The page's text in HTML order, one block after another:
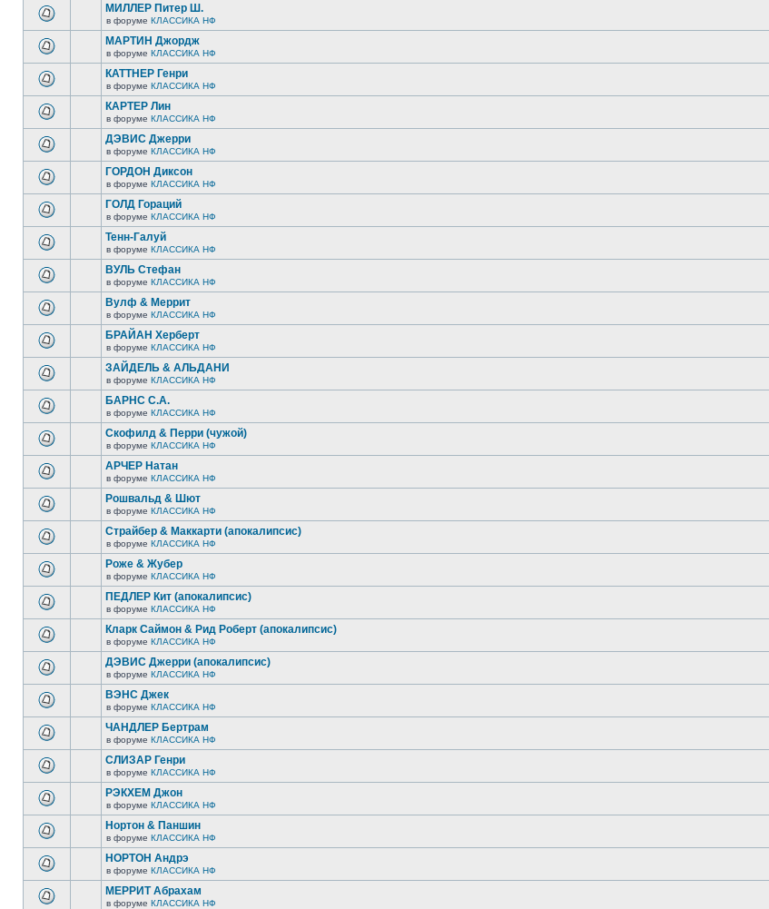
МИЛЛЕР Питер Ш.
в форуме КЛАССИКА НФ
МАРТИН Джордж
в форуме КЛАССИКА НФ
КАТТНЕР Генри
в форуме КЛАССИКА НФ
КАРТЕР Лин
в форуме КЛАССИКА НФ
ДЭВИС Джерри
в форуме КЛАССИКА НФ
ГОРДОН Диксон
в форуме КЛАССИКА НФ
ГОЛД Гораций
в форуме КЛАССИКА НФ
Тенн-Галуй
в форуме КЛАССИКА НФ
ВУЛЬ Стефан
в форуме КЛАССИКА НФ
Вулф & Меррит
в форуме КЛАССИКА НФ
БРАЙАН Херберт
в форуме КЛАССИКА НФ
ЗАЙДЕЛЬ & АЛЬДАНИ
в форуме КЛАССИКА НФ
БАРНС С.А.
в форуме КЛАССИКА НФ
Скофилд & Перри (чужой)
в форуме КЛАССИКА НФ
АРЧЕР Натан
в форуме КЛАССИКА НФ
Рошвальд & Шют
в форуме КЛАССИКА НФ
Страйбер & Маккарти (апокалипсис)
в форуме КЛАССИКА НФ
Роже & Жубер
в форуме КЛАССИКА НФ
ПЕДЛЕР Кит (апокалипсис)
в форуме КЛАССИКА НФ
Кларк Саймон & Рид Роберт (апокалипсис)
в форуме КЛАССИКА НФ
ДЭВИС Джерри (апокалипсис)
в форуме КЛАССИКА НФ
ВЭНС Джек
в форуме КЛАССИКА НФ
ЧАНДЛЕР Бертрам
в форуме КЛАССИКА НФ
СЛИЗАР Генри
в форуме КЛАССИКА НФ
РЭКХЕМ Джон
в форуме КЛАССИКА НФ
Нортон & Паншин
в форуме КЛАССИКА НФ
НОРТОН Андрэ
в форуме КЛАССИКА НФ
МЕРРИТ Абрахам
в форуме КЛАССИКА НФ